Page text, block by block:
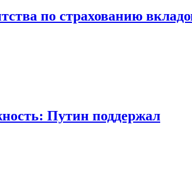
по страхованию
Путин поддержал